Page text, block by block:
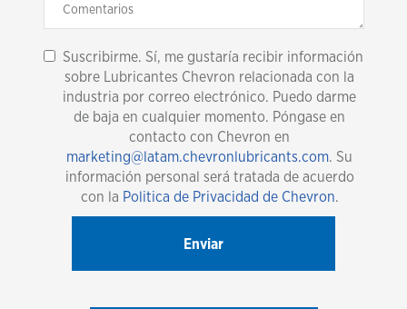
Suscribirme. Sí, me gustaría recibir información
sobre Lubricantes Chevron relacionada con la
industria por correo electrónico. Puedo darme
de baja en cualquier momento. Póngase en
contacto con Chevron en
marketing@latam.chevronlubricants.com. Su
información personal será tratada de acuerdo
con la Politica de Privacidad de Chevron.